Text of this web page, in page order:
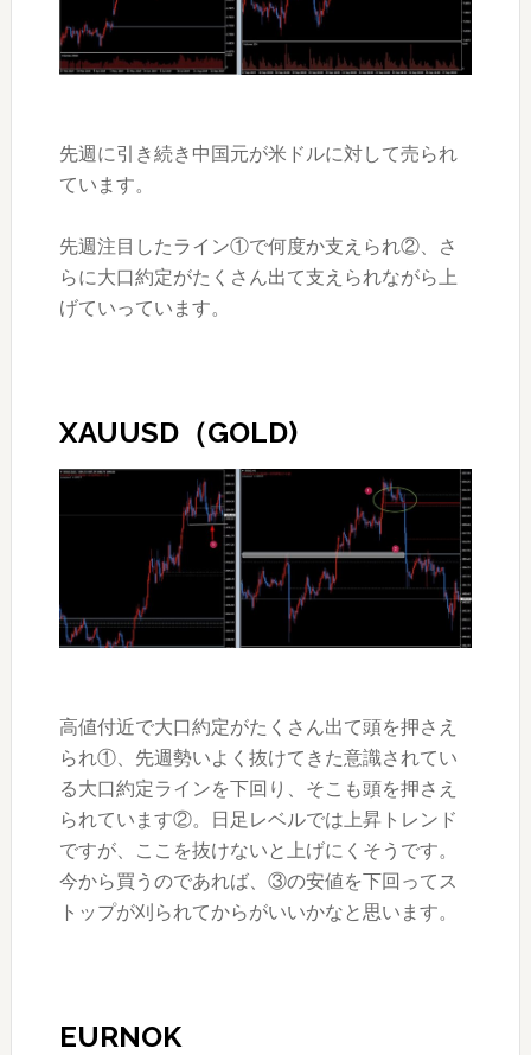
先週に引き続き中国元が米ドルに対して売られ
ています。
先週注目したライン①で何度か支えられ②、さ
らに大口約定がたくさん出て支えられながら上
げていっています。
XAUUSD（GOLD)
高値付近で大口約定がたくさん出て頭を押さえ
られ①、先週勢いよく抜けてきた意識されてい
る大口約定ラインを下回り、そこも頭を押さえ
られています②。日足レベルでは上昇トレンド
ですが、ここを抜けないと上げにくそうです。
今から買うのであれば、③の安値を下回ってス
トップが刈られてからがいいかなと思います。
EURNOK